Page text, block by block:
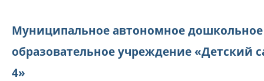
Муниципальное автономное дошкольное
образовательное учреждение «Детский
4»